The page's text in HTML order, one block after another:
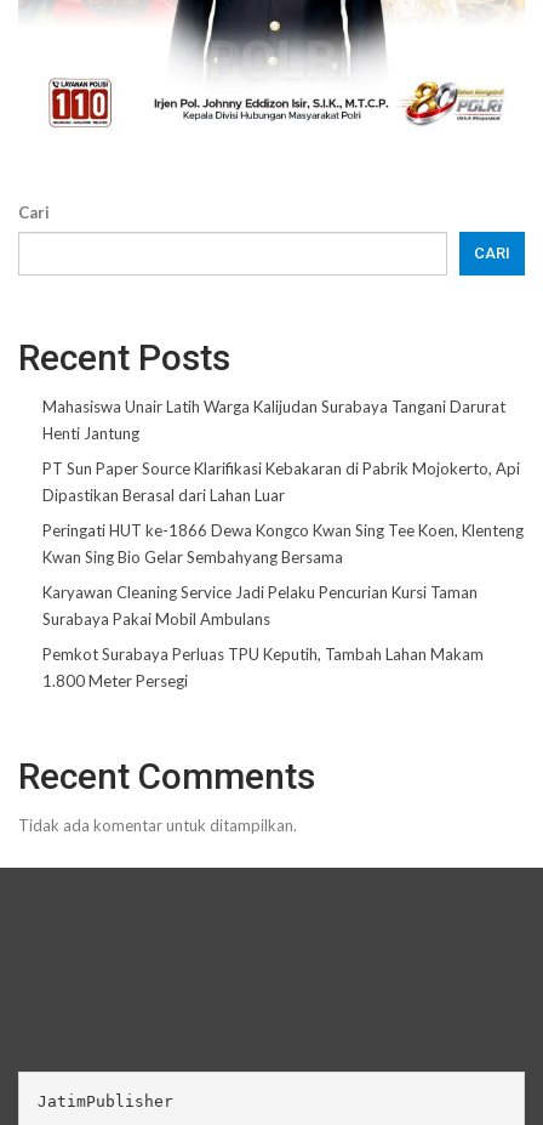
Cari
CARI
Recent Posts
Mahasiswa Unair Latih Warga Kalijudan Surabaya Tangani Darurat
Henti Jantung
PT Sun Paper Source Klarifikasi Kebakaran di Pabrik Mojokerto, Api
Dipastikan Berasal dari Lahan Luar
Peringati HUT ke-1866 Dewa Kongco Kwan Sing Tee Koen, Klenteng
Kwan Sing Bio Gelar Sembahyang Bersama
Karyawan Cleaning Service Jadi Pelaku Pencurian Kursi Taman
Surabaya Pakai Mobil Ambulans
Pemkot Surabaya Perluas TPU Keputih, Tambah Lahan Makam
1.800 Meter Persegi
Recent Comments
Tidak ada komentar untuk ditampilkan.
JatimPublisher